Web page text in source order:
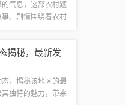
气息，这部农村题
。剧情围绕着农村
及生活的无常和...
揭秘，最新发
，揭秘该地区的最
独特的魅力，带来